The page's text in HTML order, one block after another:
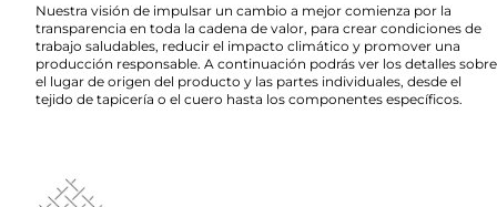
Nuestra visión de impulsar un cambio a mejor comienza por la
transparencia en toda la cadena de valor, para crear condiciones de
trabajo saludables, reducir el impacto climático y promover una
producción responsable. A continuación podrás ver los detalles sobre
el lugar de origen del producto y las partes individuales, desde el
tejido de tapicería o el cuero hasta los componentes específicos.